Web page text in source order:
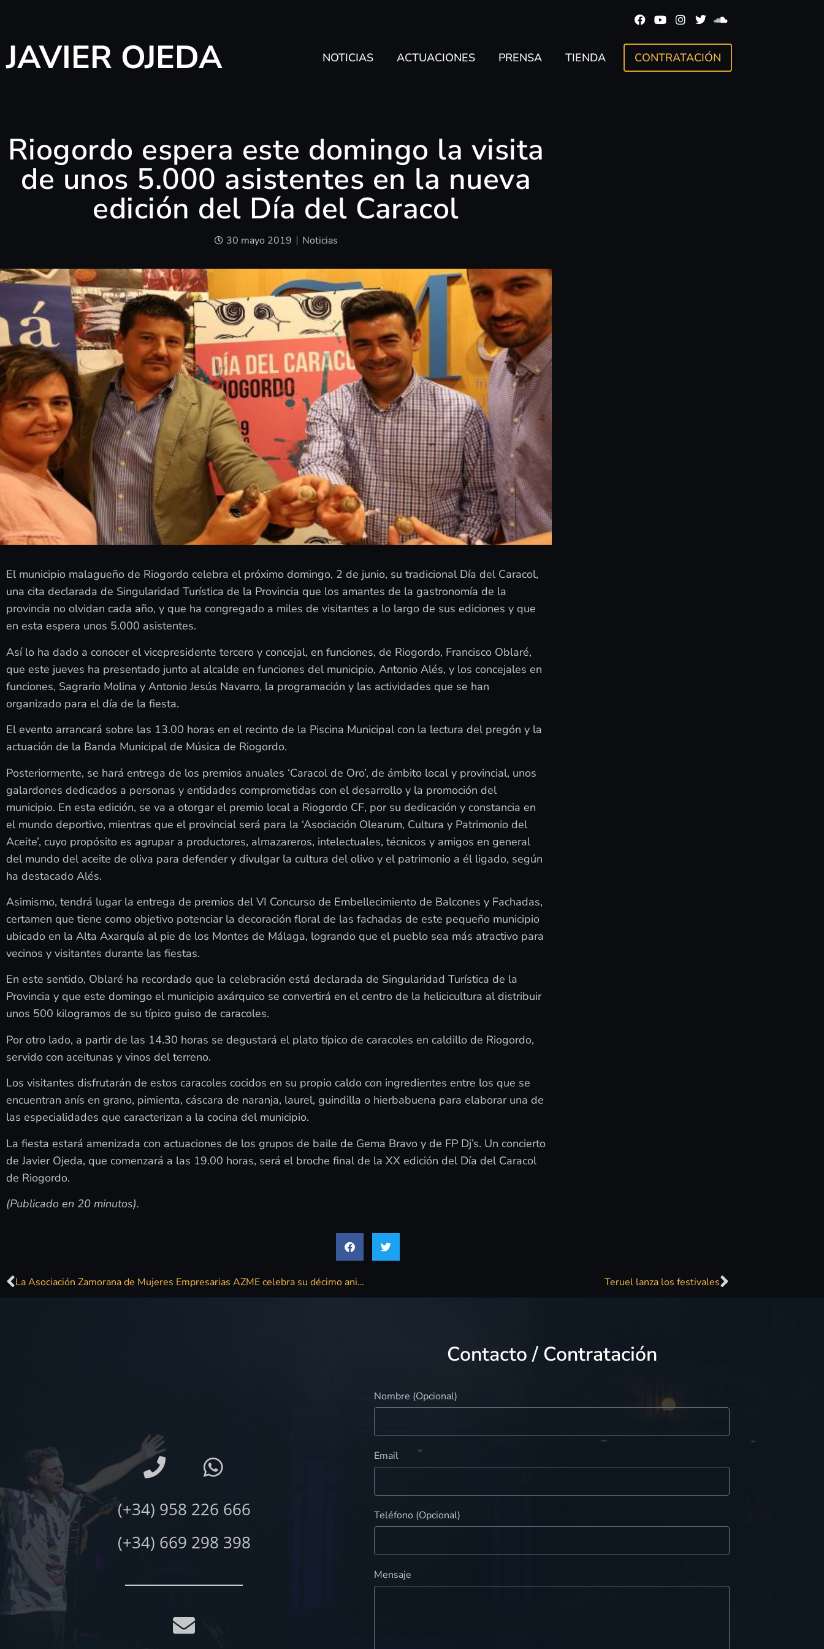
JAVIER OJEDA NOTICIAS ACTUACIONES PRENSA TIENDA CONTRATACIÓN
Riogordo espera este domingo la visita
de unos 5.000 asistentes en la nueva
edición del Día del Caracol
30 mayo 2019 Noticias
El municipio malagueño de Riogordo celebra el próximo domingo, 2 de junio, su tradicional Día del Caracol,
una cita declarada de Singularidad Turística de la Provincia que los amantes de la gastronomía de la
provincia no olvidan cada año, y que ha congregado a miles de visitantes a lo largo de sus ediciones y que
en esta espera unos 5.000 asistentes.
Así lo ha dado a conocer el vicepresidente tercero y concejal, en funciones, de Riogordo, Francisco Oblaré,
que este jueves ha presentado junto al alcalde en funciones del municipio, Antonio Alés, y los concejales en
funciones, Sagrario Molina y Antonio Jesús Navarro, la programación y las actividades que se han
organizado para el día de la fiesta.
El evento arrancará sobre las 13.00 horas en el recinto de la Piscina Municipal con la lectura del pregón y la
actuación de la Banda Municipal de Música de Riogordo.
Posteriormente, se hará entrega de los premios anuales ‘Caracol de Oro’, de ámbito local y provincial, unos
galardones dedicados a personas y entidades comprometidas con el desarrollo y la promoción del
municipio. En esta edición, se va a otorgar el premio local a Riogordo CF, por su dedicación y constancia en
el mundo deportivo, mientras que el provincial será para la ‘Asociación Olearum, Cultura y Patrimonio del
Aceite’, cuyo propósito es agrupar a productores, almazareros, intelectuales, técnicos y amigos en general
del mundo del aceite de oliva para defender y divulgar la cultura del olivo y el patrimonio a él ligado, según
ha destacado Alés.
Asimismo, tendrá lugar la entrega de premios del VI Concurso de Embellecimiento de Balcones y Fachadas,
certamen que tiene como objetivo potenciar la decoración floral de las fachadas de este pequeño municipio
ubicado en la Alta Axarquía al pie de los Montes de Málaga, logrando que el pueblo sea más atractivo para
vecinos y visitantes durante las fiestas.
En este sentido, Oblaré ha recordado que la celebración está declarada de Singularidad Turística de la
Provincia y que este domingo el municipio axárquico se convertirá en el centro de la helicicultura al distribuir
unos 500 kilogramos de su típico guiso de caracoles.
Por otro lado, a partir de las 14.30 horas se degustará el plato típico de caracoles en caldillo de Riogordo,
servido con aceitunas y vinos del terreno.
Los visitantes disfrutarán de estos caracoles cocidos en su propio caldo con ingredientes entre los que se
encuentran anís en grano, pimienta, cáscara de naranja, laurel, guindilla o hierbabuena para elaborar una de
las especialidades que caracterizan a la cocina del municipio.
La fiesta estará amenizada con actuaciones de los grupos de baile de Gema Bravo y de FP Dj’s. Un concierto
de Javier Ojeda, que comenzará a las 19.00 horas, será el broche final de la XX edición del Día del Caracol
de Riogordo.
(Publicado en 20 minutos).
La Asociación Zamorana de Mujeres Empresarias AZME celebra su décimo aniversario de «lucha por la igualdad» en la provincia Teruel lanza los festivales
(+34) 958 226 666
(+34) 669 298 398
Contacto / Contratación
Nombre (Opcional)
Email
Teléfono (Opcional)
Mensaje